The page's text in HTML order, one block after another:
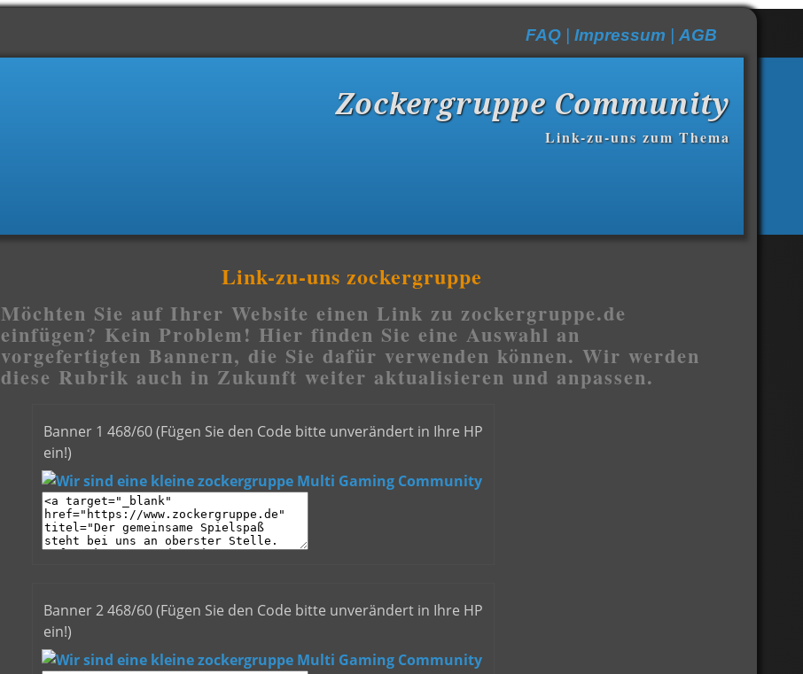
FAQ| Impressum AGB
Zockergruppe Community
Link-zu-uns zum Thema
Link-zu-uns zockergruppe
Möchten Sie auf Ihrer Website einen Link zu zockergruppe.de
einfügen? Kein Problem! Hier finden Sie eine Auswahl an
vorgefertigten Bannern, die Sie dafür verwenden können. Wir werden
diese Rubrik auch in Zukunft weiter aktualisieren und anpassen.
Banner 1 468/60 (Fügen Sie den Code bitte unverändert in Ihre HP
ein!)
Banner 2 468/60 (Fügen Sie den Code bitte unverändert in Ihre HP
ein!)